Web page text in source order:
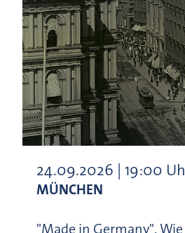
24.09.2026 | 19:00
MÜNCHEN
"Made in Germany".